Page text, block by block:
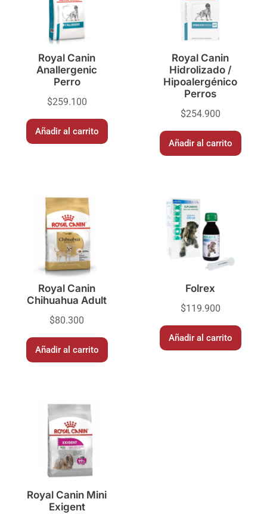
Royal Canin
Anallergenic
Perro
$259.100
Añadir al carrito
Royal Canin
Hidrolizado /
Hipoalergénico
Perros
$254.900
Añadir al carrito
Royal Canin
Chihuahua Adult
$80.300
Añadir al carrito
Folrex
$119.900
Añadir al carrito
Royal Canin Mini
Exigent